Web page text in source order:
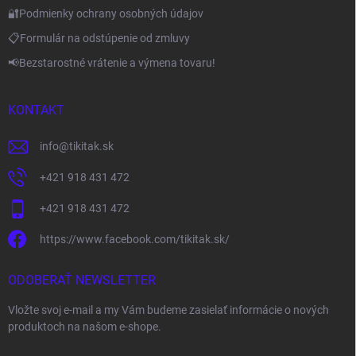
🔐Podmienky ochrany osobných údajov
📋Formulár na odstúpenie od zmluvy
📢Bezstarostné vrátenie a výmena tovaru!
KONTAKT
info@tikitak.sk
+421 918 431 472
+421 918 431 472
https://www.facebook.com/tikitak.sk/
ODOBERAŤ NEWSLETTER
Vložte svoj e-mail a my Vám budeme zasielať informácie o nových
produktoch na našom e-shope.